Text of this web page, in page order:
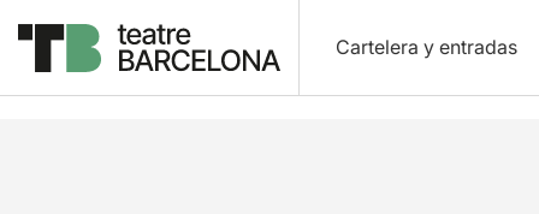
Cartelera y entradas